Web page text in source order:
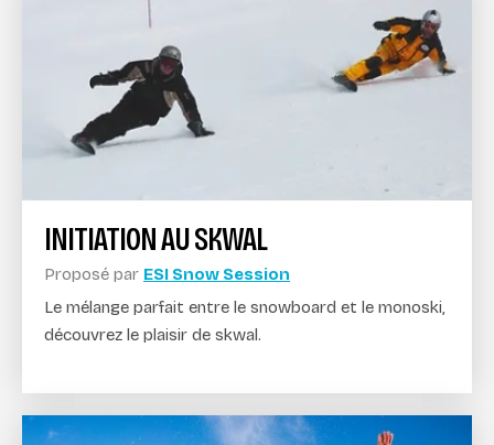
INITIATION AU SKWAL
Proposé par ESI Snow Session
Le mélange parfait entre le snowboard et le monoski,
découvrez le plaisir de skwal.